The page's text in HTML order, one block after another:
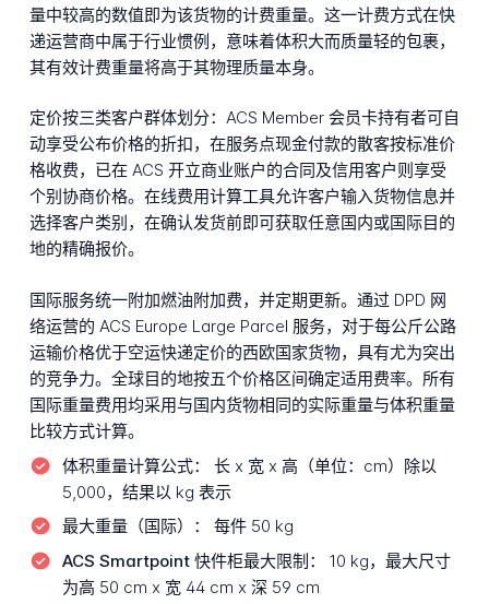
量中较高的数值即为该货物的计费重量。这一计费方式在快
递运营商中属于行业惯例，意味着体积大而质量轻的包裹，
其有效计费重量将高于其物理质量本身。
定价按三类客户群体划分：ACS Member 会员卡持有者可自
动享受公布价格的折扣，在服务点现金付款的散客按标准价
格收费，已在 ACS 开立商业账户的合同及信用客户则享受
个别协商价格。在线费用计算工具允许客户输入货物信息并
选择客户类别，在确认发货前即可获取任意国内或国际目的
地的精确报价。
国际服务统一附加燃油附加费，并定期更新。通过 DPD 网
络运营的 ACS Europe Large Parcel 服务，对于每公斤公路
运输价格优于空运快递定价的西欧国家货物，具有尤为突出
的竞争力。全球目的地按五个价格区间确定适用费率。所有
国际重量费用均采用与国内货物相同的实际重量与体积重量
比较方式计算。
体积重量计算公式：
长 x 宽 x 高（单位：cm）除以
5,000，结果以 kg 表示
最大重量（国际）：
每件 50 kg
ACS Smartpoint 快件柜最大限制：
10 kg，最大尺寸
为高 50 cm x 宽 44 cm x 深 59 cm